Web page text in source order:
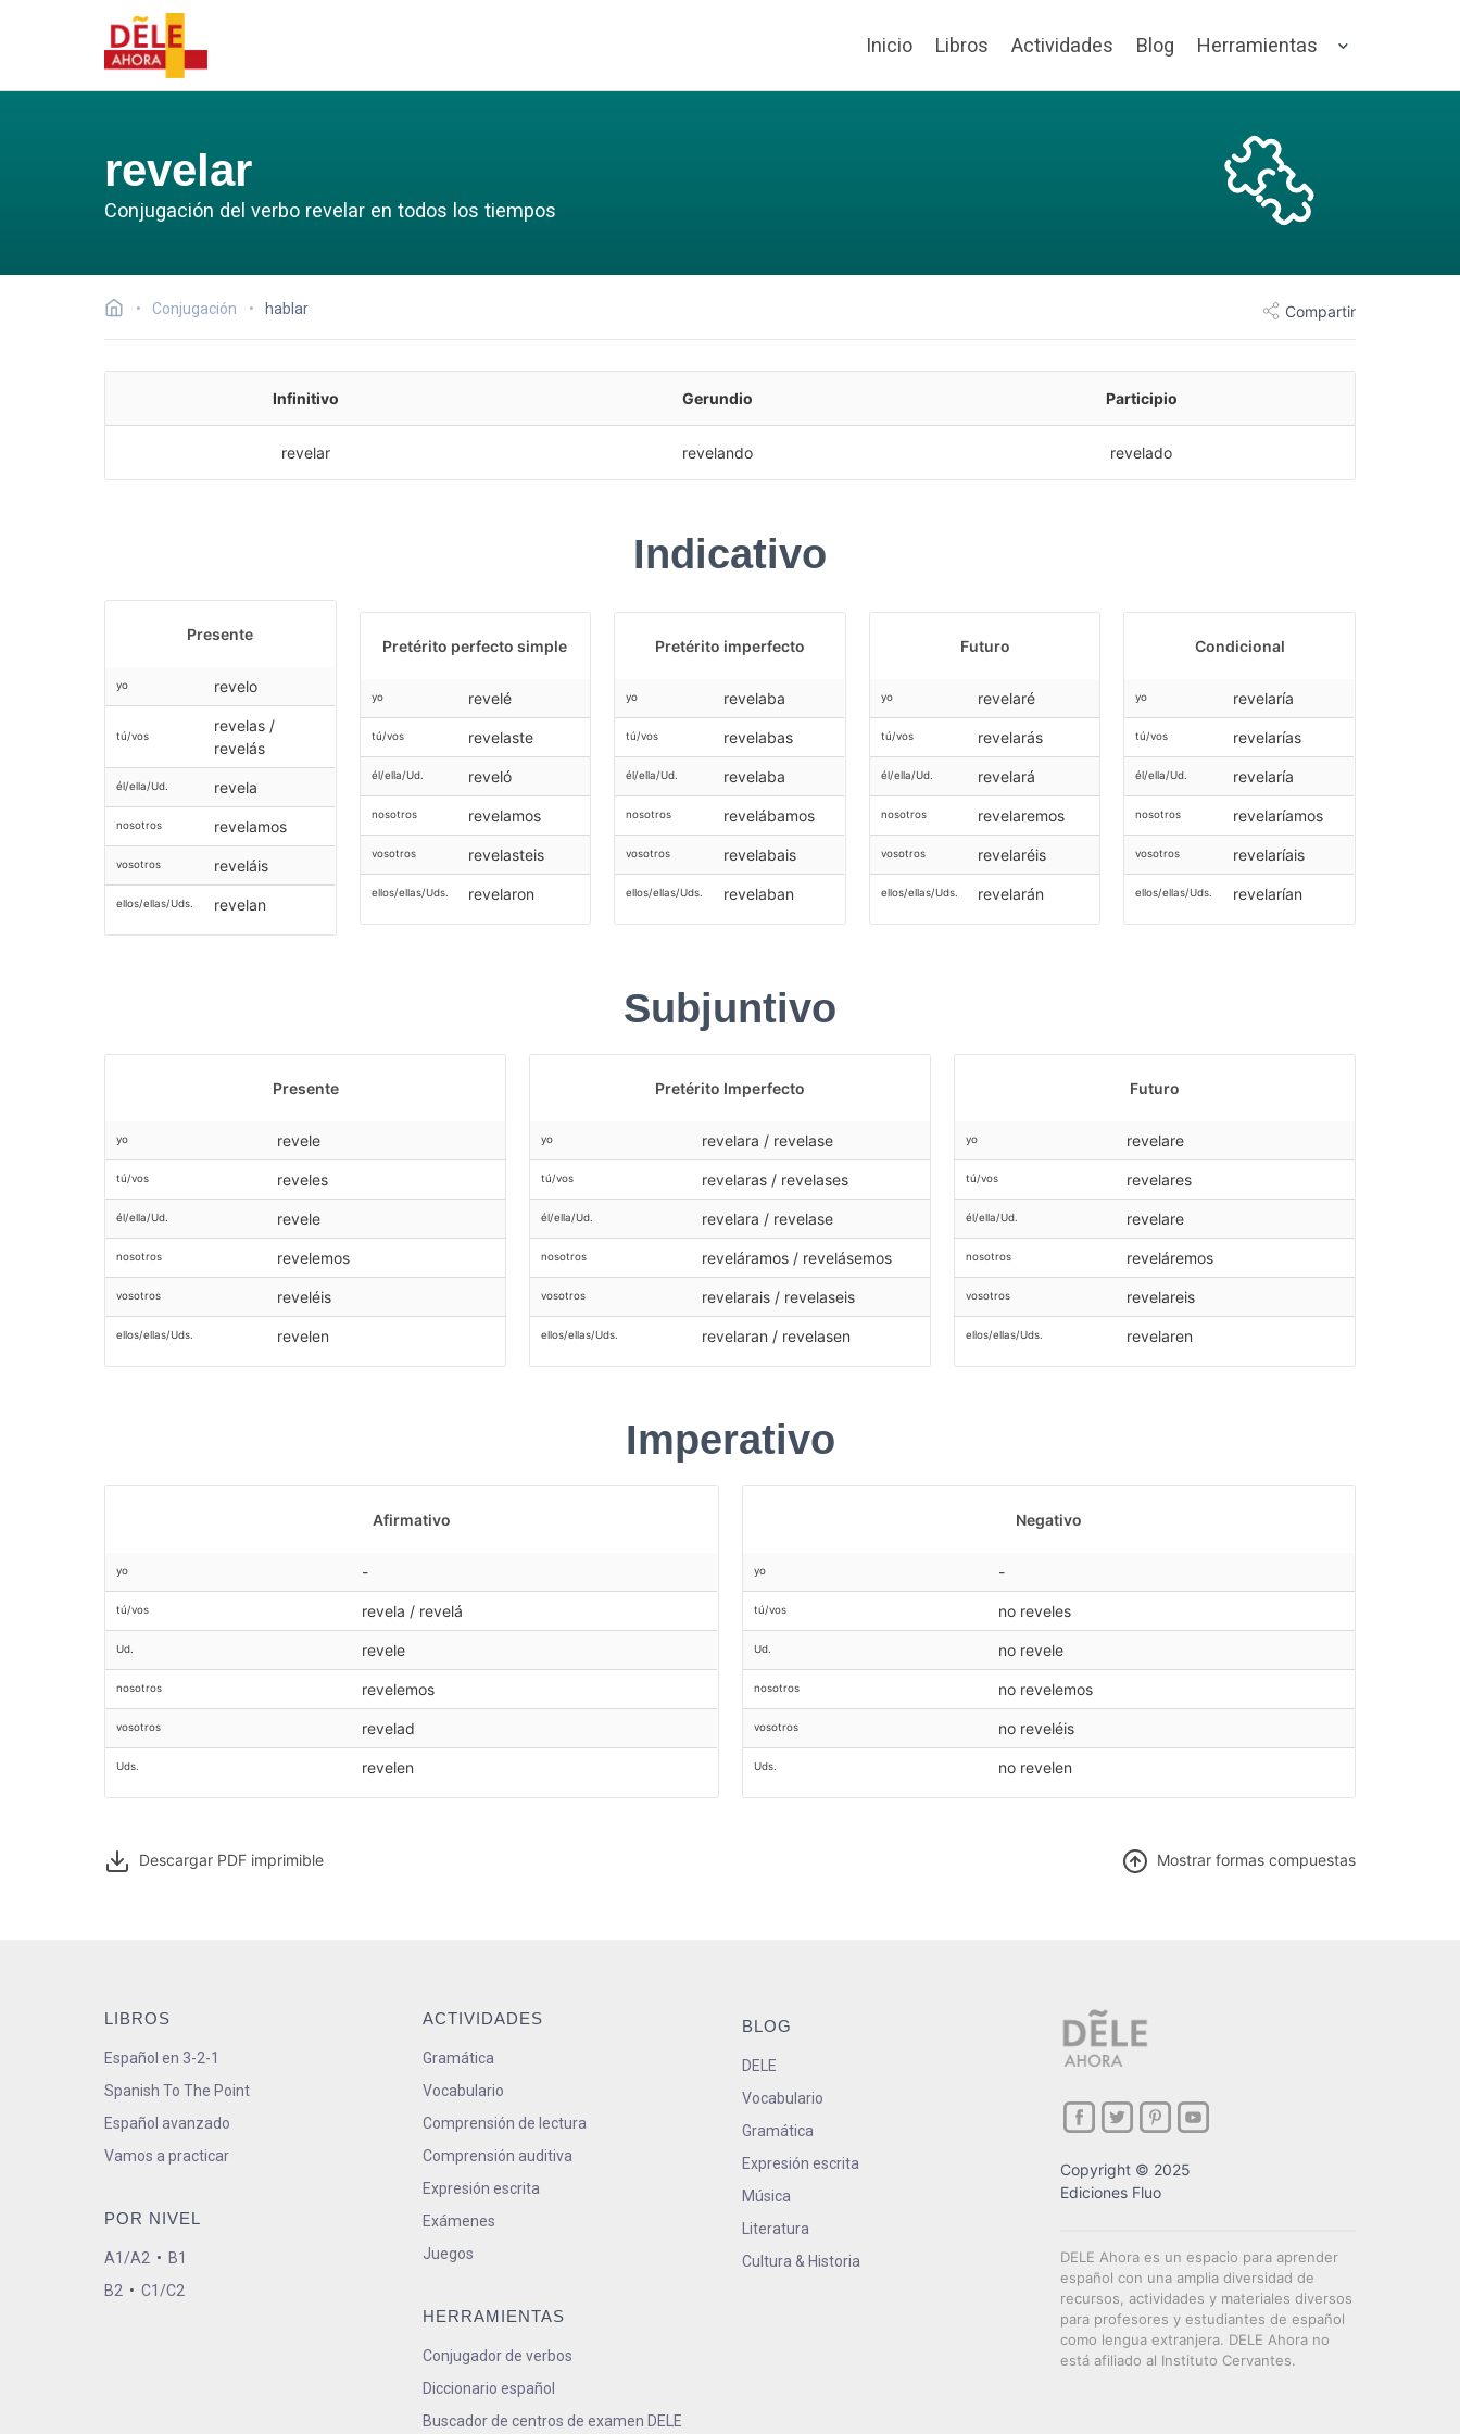
Inicio Libros Actividades Blog Herramientas
revelar
Conjugación del verbo revelar en todos los tiempos
Conjugación hablar Compartir
Infinitivo Gerundio Participio
revelar revelando revelado
Indicativo
Presente
yo revelo
tú/vos
revelas /
revelás
él/ella/Ud. revela
nosotros revelamos
vosotros reveláis
ellos/ellas/Uds. revelan
Pretérito perfecto simple
yo revelé
tú/vos revelaste
él/ella/Ud. reveló
nosotros revelamos
vosotros revelasteis
ellos/ellas/Uds. revelaron
Pretérito imperfecto
yo revelaba
tú/vos revelabas
él/ella/Ud. revelaba
nosotros revelábamos
vosotros revelabais
ellos/ellas/Uds. revelaban
Futuro
yo revelaré
tú/vos revelarás
él/ella/Ud. revelará
nosotros revelaremos
vosotros revelaréis
ellos/ellas/Uds. revelarán
Condicional
yo revelaría
tú/vos revelarías
él/ella/Ud. revelaría
nosotros revelaríamos
vosotros revelaríais
ellos/ellas/Uds. revelarían
Subjuntivo
Presente
yo revele
tú/vos reveles
él/ella/Ud. revele
nosotros revelemos
vosotros reveléis
ellos/ellas/Uds. revelen
Pretérito Imperfecto
yo revelara / revelase
tú/vos revelaras / revelases
él/ella/Ud. revelara / revelase
nosotros reveláramos / revelásemos
vosotros revelarais / revelaseis
ellos/ellas/Uds. revelaran / revelasen
Futuro
yo revelare
tú/vos revelares
él/ella/Ud. revelare
nosotros reveláremos
vosotros revelareis
ellos/ellas/Uds. revelaren
Imperativo
Afirmativo
yo -
tú/vos revela / revelá
Ud. revele
nosotros revelemos
vosotros revelad
Uds. revelen
Negativo
yo -
tú/vos no reveles
Ud. no revele
nosotros no revelemos
vosotros no reveléis
Uds. no revelen
Descargar PDF imprimible Mostrar formas compuestas
LIBROS
Español en 3-2-1
Spanish To The Point
Español avanzado
Vamos a practicar
POR NIVEL
A1/A2 • B1
B2 • C1/C2
ACTIVIDADES
Gramática
Vocabulario
Comprensión de lectura
Comprensión auditiva
Expresión escrita
Exámenes
Juegos
HERRAMIENTAS
Conjugador de verbos
Diccionario español
Buscador de centros de examen DELE
BLOG
DELE
Vocabulario
Gramática
Expresión escrita
Música
Literatura
Cultura & Historia
Copyright © 2025
Ediciones Fluo
DELE Ahora es un espacio para aprender
español con una amplia diversidad de
recursos, actividades y materiales diversos
para profesores y estudiantes de español
como lengua extranjera. DELE Ahora no
está afiliado al Instituto Cervantes.